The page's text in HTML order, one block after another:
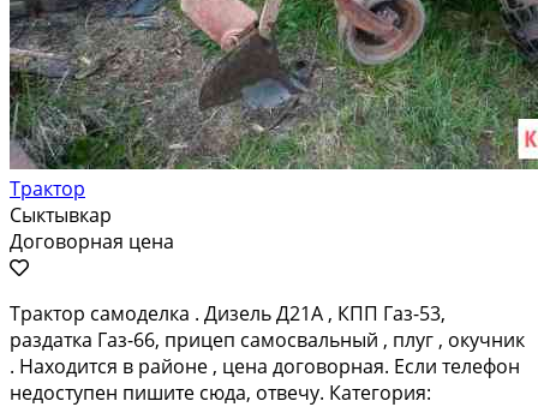
Трактор
Сыктывкар
Договорная цена
Трактор самоделка . Дизель Д21А , КПП Газ-53,
раздатка Газ-66, прицеп самосвальный , плуг , окучник
. Находится в районе , цена договорная. Если телефон
недоступен пишите сюда, отвечу. Категория: